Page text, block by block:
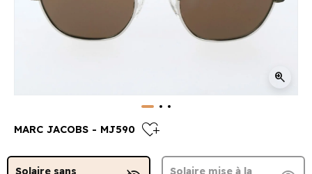
zoom_in
MARC JACOBS - MJ590 heart_plus
Solaire sans
Solaire mise à la